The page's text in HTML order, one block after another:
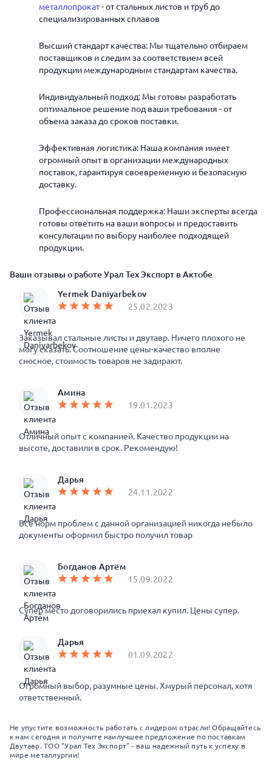
металлопрокат- от стальных листов и труб до
специализированных сплавов
Высший стандарт качества: Мы тщательно отбираем
поставщиков и следим за соответствием всей
продукции международным стандартам качества.
Индивидуальный подход: Мы готовы разработать
оптимальное решение под ваши требования - от
объема заказа до сроков поставки.
Эффективная логистика: Наша компания имеет
огромный опыт в организации международных
поставок, гарантируя своевременную и безопасную
доставку.
Профессиональная поддержка: Наши эксперты всегда
готовы ответить на ваши вопросы и предоставить
консультации по выбору наиболее подходящей
продукции.
Ваши отзывы о работе Урал Тех Экспорт в Актобе
Yermek Daniyarbekov
25.02.2023
Заказывал стальные листы и двутавр. Ничего плохого не
могу сказать. Соотношение цены-качество вполне
сносное, стоимость товаров не задирают.
Амина
19.01.2023
Отличный опыт с компанией. Качество продукции на
высоте, доставили в срок. Рекомендую!
Дарья
24.11.2022
Все норм проблем с данной организацией никогда небыло
документы оформил быстро получил товар
Богданов Артём
15.09.2022
Супер место договорились приехал купил. Цены супер.
Дарья
01.09.2022
Огромный выбор, разумные цены. Хмурый персонал, хотя
ответственный.
Не упустите возможность работать с лидером отрасли! Обращайтесь
к нам сегодня и получите наилучшее предложение по поставкам
Двутавр. ТОО "Урал Тех Экспорт" - ваш надежный путь к успеху в
мире металлургии!